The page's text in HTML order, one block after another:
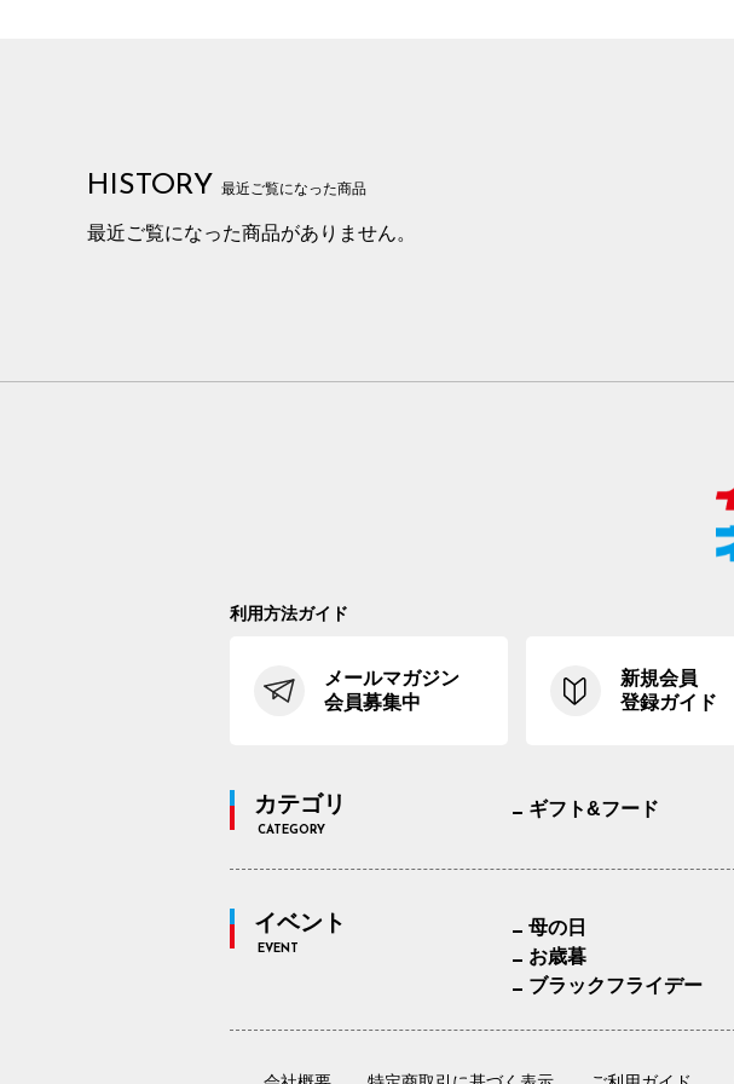
HISTORY 最近ご覧になった商品
最近ご覧になった商品がありません。
利用方法ガイド
メールマガジン
会員募集中
新規会員
登録ガイド
カテゴリ
CATEGORY
ギフト&フード
イベント
EVENT
母の日
お歳暮
ブラックフライデー